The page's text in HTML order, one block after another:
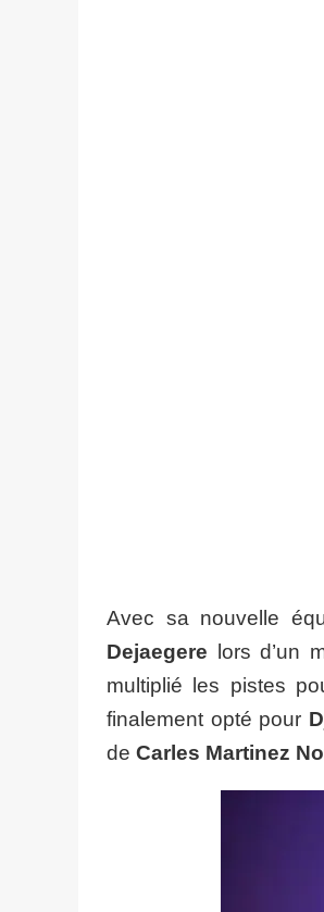
Avec sa nouvelle
Dejaegere lors d’un
multiplié les pistes
finalement opté pour
de Carles Martinez